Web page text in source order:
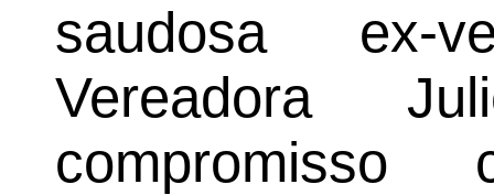
saudosa ex-
Vereadora